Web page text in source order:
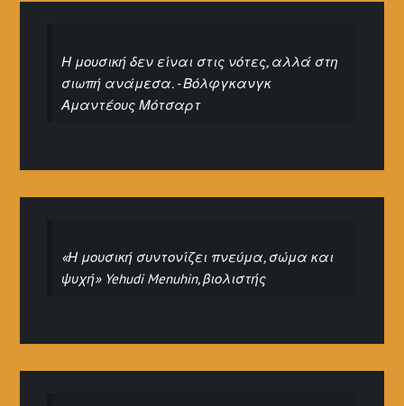
Η μουσική δεν είναι στις νότες, αλλά στη
σιωπή ανάμεσα. - Βόλφγκανγκ
Αμαντέους Μότσαρτ
«Η μουσική συντονίζει πνεύμα, σώμα και
ψυχή» Yehudi Menuhin, βιολιστής